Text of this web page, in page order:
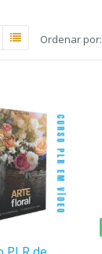
Ordenar por: